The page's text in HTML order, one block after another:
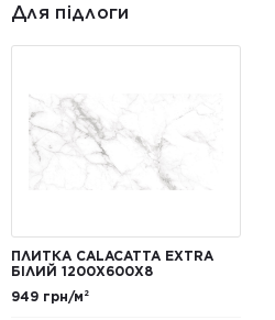
Для підлоги
ПЛИТКА CALACATTA EXTRA
БІЛИЙ 1200Х600Х8
949 грн/м²